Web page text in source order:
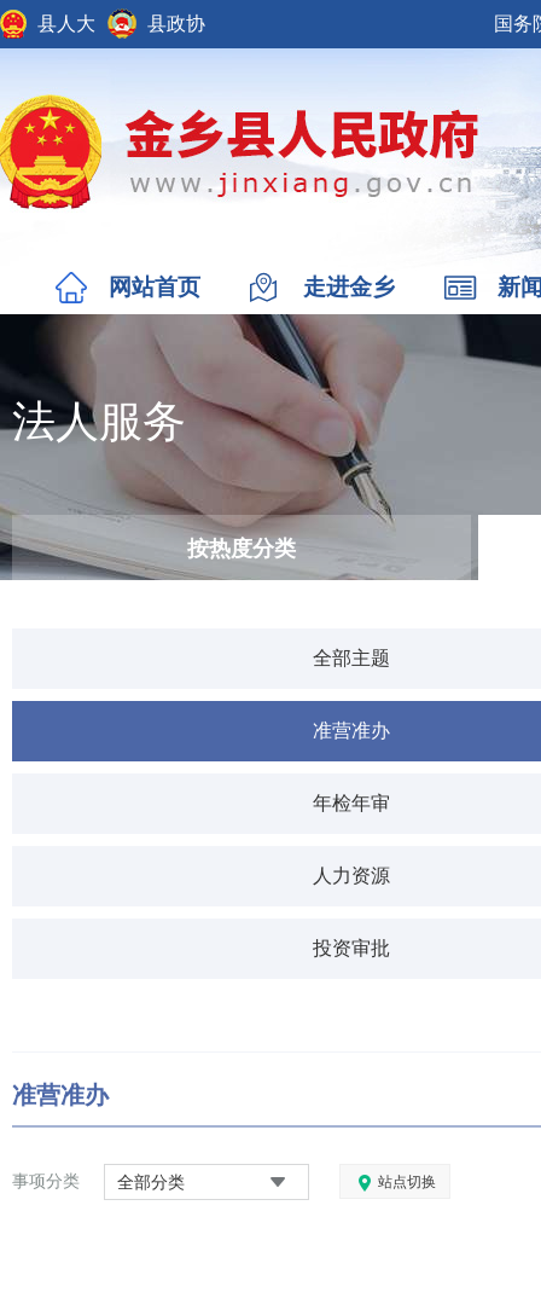
县人大 县政协 国务
网站首页 走进金乡 新
法人服务
按热度分类
全部主题
准营准办
年检年审
人力资源
投资审批
准营准办
事项分类 全部分类 站点切换